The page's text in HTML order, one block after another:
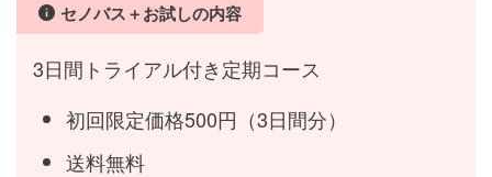
セノバス＋お試しの内容
3日間トライアル付き定期コース
初回限定価格500円（3日間分）
送料無料